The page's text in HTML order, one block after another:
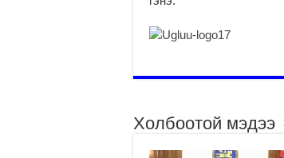
Холбоотой мэдээ